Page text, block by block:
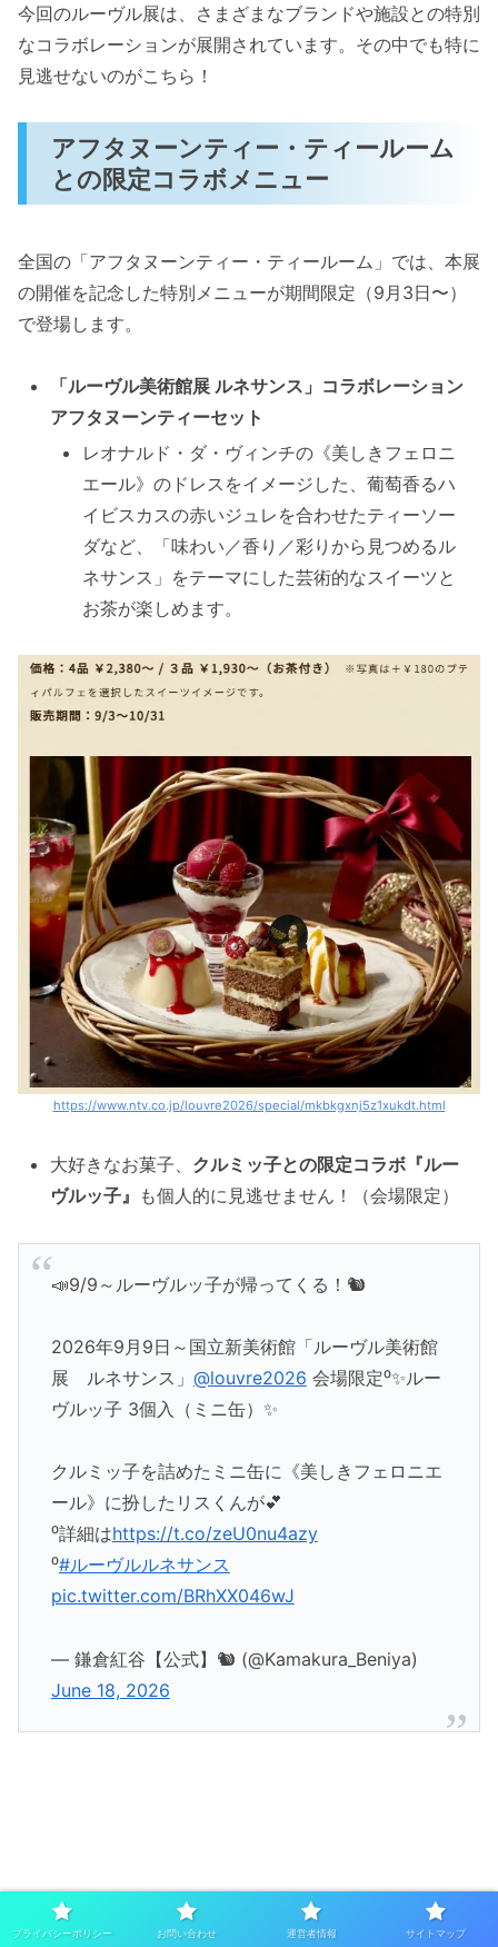
今回のルーヴル展は、さまざまなブランドや施設との特別
なコラボレーションが展開されています。その中でも特に
見逃せないのがこちら！
アフタヌーンティー・ティールーム
との限定コラボメニュー
全国の「アフタヌーンティー・ティールーム」では、本展
の開催を記念した特別メニューが期間限定（9月3日〜）
で登場します。
「ルーヴル美術館展 ルネサンス」コラボレーション
アフタヌーンティーセット
レオナルド・ダ・ヴィンチの《美しきフェロニ
エール》のドレスをイメージした、葡萄香るハ
イビスカスの赤いジュレを合わせたティーソー
ダなど、「味わい／香り／彩りから見つめるル
ネサンス」をテーマにした芸術的なスイーツと
お茶が楽しめます。
https://www.ntv.co.jp/louvre2026/special/mkbkgxnj5z1xukdt.html
大好きなお菓子、 クルミッ子との限定コラボ『ルー
ヴルッ子』 も個人的に見逃せません！（会場限定）
📣9/9～ルーヴルッ子が帰ってくる！🐿
2026年9月9日～国立新美術館「ルーヴル美術館
展 ルネサンス」 @louvre2026 会場限定⁰✨ルー
ヴルッ子 3個入（ミニ缶）✨
クルミッ子を詰めたミニ缶に《美しきフェロニエ
ール》に扮したリスくんが💕
⁰詳細はhttps://t.co/zeU0nu4azy
⁰#ルーヴルルネサンス
pic.twitter.com/BRhXX046wJ
— 鎌倉紅谷【公式】🐿 (@Kamakura_Beniya)
June 18, 2026
プライバシーポリシー お問い合わせ 運営者情報 サイトマップ